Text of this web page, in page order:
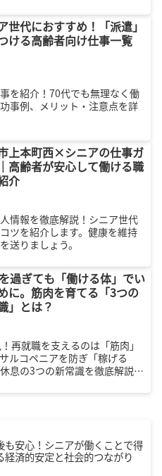
世代におすすめ！「派遣」
ける高齢者向け仕事一覧
を紹介！70代でも無理なく働
事例、メリット・注意点を詳
上本町西×シニアの仕事ガ
高齢者が安心して働ける職
介
情報を徹底解説！シニア世代
ツを紹介します。健康を維持
送りましょう。
過ぎても「働ける体」でい
に。筋肉を育てる「3つの
」とは？
再就職を支えるのは「筋肉」
ルコペニアを防ぎ「稼げる
息の3つの新常識を徹底解説。
も安心！シニアが働くことで得
経済的安定と社会的つながり